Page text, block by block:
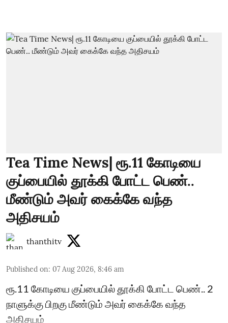
Tea Time News| ரூ.11 கோடியை
குப்பையில் தூக்கி போட்ட பெண்..
மீண்டும் அவர் கைக்கே வந்த
அதிசயம்
thanthitv
Published on: 07 Aug 2026, 8:46 am
ரூ.11 கோடியை குப்பையில் தூக்கி போட்ட பெண்.. 2
நாளுக்கு பிறகு மீண்டும் அவர் கைக்கே வந்த
அதிசயம்